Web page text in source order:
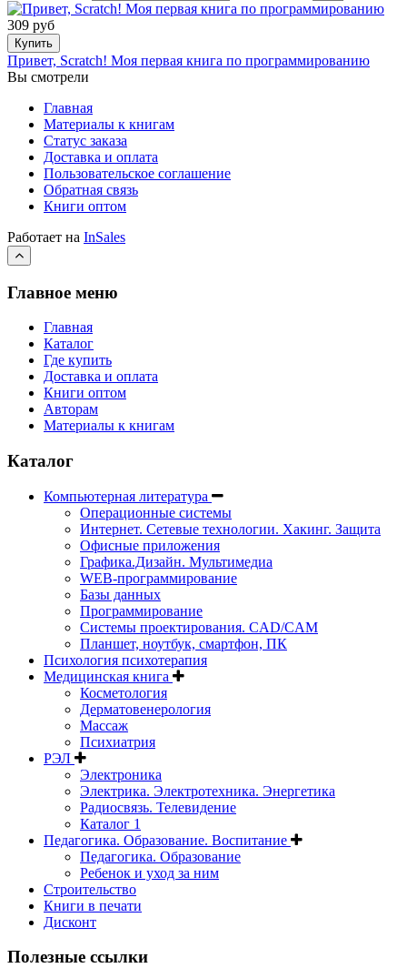
309 руб
Купить
Привет, Scratch! Моя первая книга по программированию
Вы смотрели
Главная
Материалы к книгам
Статус заказа
Доставка и оплата
Пользовательское соглашение
Обратная связь
Книги оптом
Работает на InSales
Главное меню
Главная
Каталог
Где купить
Доставка и оплата
Книги оптом
Авторам
Материалы к книгам
Каталог
Компьютерная литература
Операционные системы
Интернет. Сетевые технологии. Хакинг. Защита
Офисные приложения
Графика.Дизайн. Мультимедиа
WEB-программирование
Базы данных
Программирование
Системы проектирования. CAD/CAM
Планшет, ноутбук, смартфон, ПК
Психология психотерапия
Медицинская книга
Косметология
Дерматовенерология
Массаж
Психиатрия
РЭЛ
Электроника
Электрика. Электротехника. Энергетика
Радиосвязь. Телевидение
Каталог 1
Педагогика. Образование. Воспитание
Педагогика. Образование
Ребенок и уход за ним
Строительство
Книги в печати
Дисконт
Полезные ссылки